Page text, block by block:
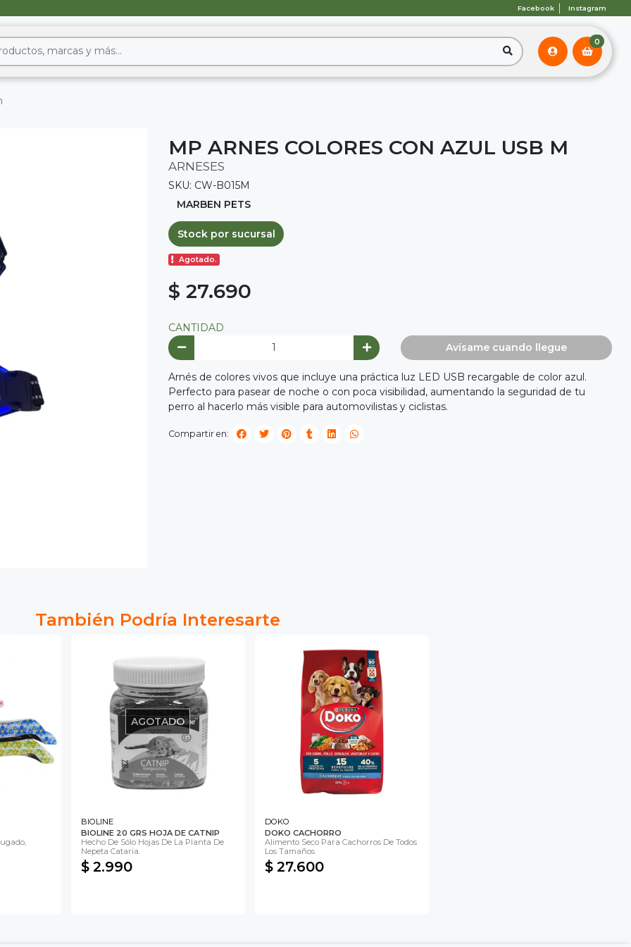
Facebook Instagram
0
MP ARNES COLORES CON AZUL USB M
ARNESES
SKU: CW-B015M
MARBEN PETS
Stock por sucursal
Agotado.
$ 27.690
CANTIDAD
Avísame cuando llegue
Arnés de colores vivos que incluye una práctica luz LED USB recargable de color azul.
Perfecto para pasear de noche o con poca visibilidad, aumentando la seguridad de tu
perro al hacerlo más visible para automovilistas y ciclistas.
Compartir en:
También Podría Interesarte
AGOTADO
BIOLINE
BIOLINE 20 GRS HOJA DE CATNIP
Hecho De Sólo Hojas De La Planta De
Nepeta Cataria.
$ 2.990
DOKO
DOKO CACHORRO
Alimento Seco Para Cachorros De Todos
Los Tamaños
$ 27.600